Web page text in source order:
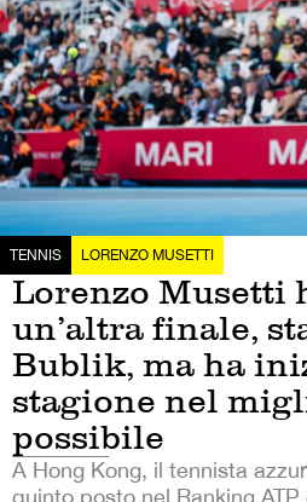
TENNIS LORENZO MUSETTI
Lorenzo Musetti
un’altra finale,
Bublik, ma ha
stagione nel
possibile
A Hong Kong, il tennista
quinto posto nel Ranking